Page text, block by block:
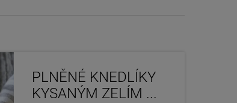
PLNĚNÉ KNEDLÍKY
KYSANÝM ZELÍM ...